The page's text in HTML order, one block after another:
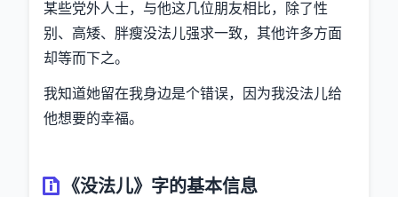
某些党外人士，与他这几位朋友相比，除了性
别、高矮、胖瘦没法儿强求一致，其他许多方面
却等而下之。
我知道她留在我身边是个错误，因为我没法儿给
他想要的幸福。
《没法儿》字的基本信息